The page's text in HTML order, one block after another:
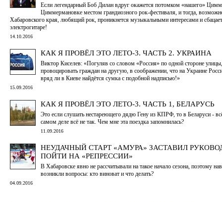
Если легендарный Боб Дилан вдруг окажется потомком «нашего»
Циммермановке местом грандиозного рок-фестиваля, и тогда,
Хабаровского края, любящий рок, проникнется музыкальными интересами и
электрогитаре!
14.10.2016
КАК Я ПРОВЁЛ ЭТО ЛЕТО-3. ЧАСТЬ 2. УКРАИНА
Виктор Киселев: «Погуляв со словом «Россия» по одной стороне
провоцировать граждан на другую, в соображении, что на Украине
вряд ли в Киеве найдётся сумка с подобной надписью!»
15.09.2016
КАК Я ПРОВЁЛ ЭТО ЛЕТО-3. ЧАСТЬ 1, БЕЛАРУСЬ
Это если слушать нестареющего дядю Гену из КПРФ, то в Беларуси -
самом деле всё не так. Чем мне эта поездка запомнилась?
11.09.2016
НЕУДАЧНЫЙ СТАРТ «АМУРА» ЗАСТАВИЛ
ПОЙТИ НА «РЕПРЕССИИ»
В Хабаровске явно не рассчитывали на такое начало сезона, поэтому
возникли вопросы: кто виноват и что делать?
04.09.2016